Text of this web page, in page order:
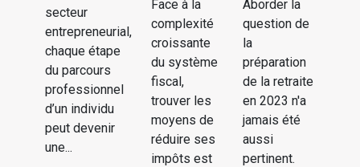
secteur
entrepreneurial,
chaque étape
du parcours
professionnel
d’un individu
peut devenir
une...
Face à la
complexité
croissante
du système
fiscal,
trouver les
moyens de
réduire ses
impôts est
Aborder la
question de
la
préparation
de la retraite
en 2023 n'a
jamais été
aussi
pertinent.